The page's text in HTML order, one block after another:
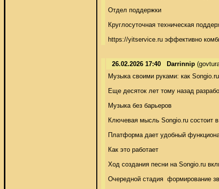
Отдел поддержки
Круглосуточная техническая
https://yitservice.ru эффективно
26.02.2026 17:40 Darrinnip
Музыка своими руками: как
Еще десяток лет тому назад
Музыка без барьеров
Ключевая мысль Songio.ru состоит
Платформа дает удобный
Как это работает
Ход создания песни на Songio.ru
Очередной стадия  формирование